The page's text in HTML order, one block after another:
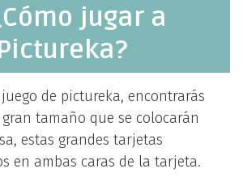
jugar a
de pictureka, encontrarás
tamaño que se colocarán
estas grandes tarjetas
en ambas caras de la tarjeta.